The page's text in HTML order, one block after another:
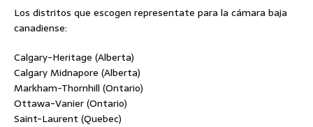
Los distritos que escogen representate para la cámara baja
canadiense:
Calgary-Heritage (Alberta)
Calgary Midnapore (Alberta)
Markham-Thornhill (Ontario)
Ottawa-Vanier (Ontario)
Saint-Laurent (Quebec)